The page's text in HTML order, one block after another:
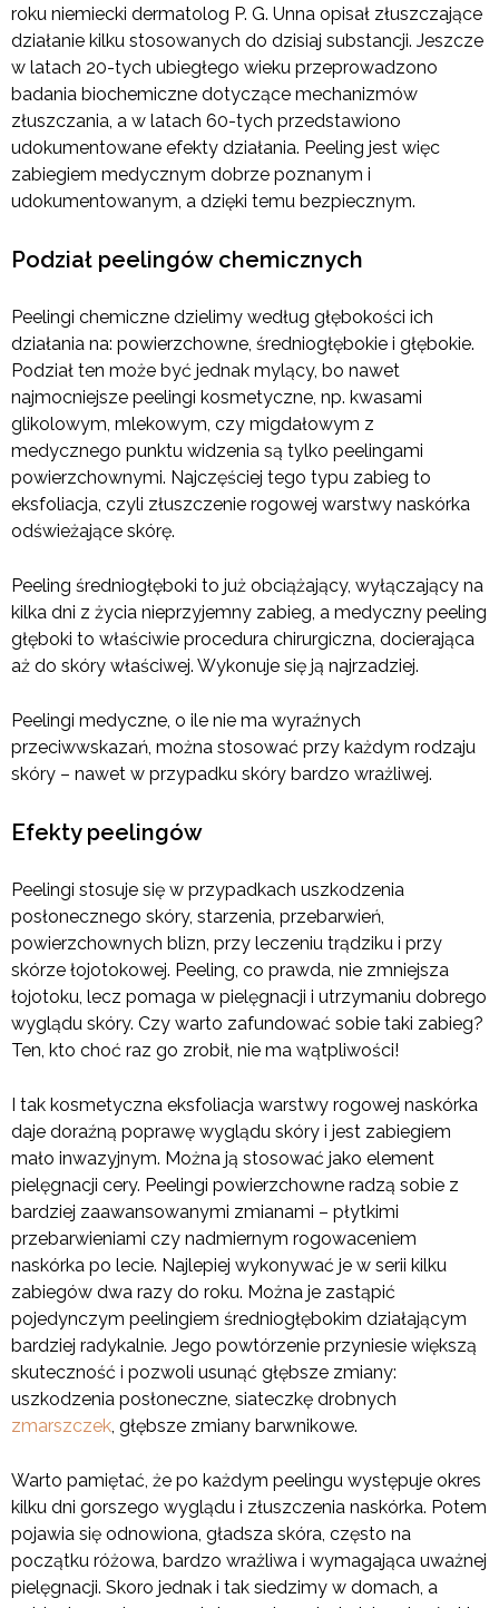
roku niemiecki dermatolog P. G. Unna opisał złuszczające
działanie kilku stosowanych do dzisiaj substancji. Jeszcze
w latach 20-tych ubiegłego wieku przeprowadzono
badania biochemiczne dotyczące mechanizmów
złuszczania, a w latach 60-tych przedstawiono
udokumentowane efekty działania. Peeling jest więc
zabiegiem medycznym dobrze poznanym i
udokumentowanym, a dzięki temu bezpiecznym.
Podział peelingów chemicznych
Peelingi chemiczne dzielimy według głębokości ich
działania na: powierzchowne, średniogłębokie i głębokie.
Podział ten może być jednak mylący, bo nawet
najmocniejsze peelingi kosmetyczne, np. kwasami
glikolowym, mlekowym, czy migdałowym z
medycznego punktu widzenia są tylko peelingami
powierzchownymi. Najczęściej tego typu zabieg to
eksfoliacja, czyli złuszczenie rogowej warstwy naskórka
odświeżające skórę.
Peeling średniogłęboki to już obciążający, wyłączający na
kilka dni z życia nieprzyjemny zabieg, a medyczny peeling
głęboki to właściwie procedura chirurgiczna, docierająca
aż do skóry właściwej. Wykonuje się ją najrzadziej.
Peelingi medyczne, o ile nie ma wyraźnych
przeciwwskazań, można stosować przy każdym rodzaju
skóry – nawet w przypadku skóry bardzo wrażliwej.
Efekty peelingów
Peelingi stosuje się w przypadkach uszkodzenia
posłonecznego skóry, starzenia, przebarwień,
powierzchownych blizn, przy leczeniu trądziku i przy
skórze łojotokowej. Peeling, co prawda, nie zmniejsza
łojotoku, lecz pomaga w pielęgnacji i utrzymaniu dobrego
wyglądu skóry. Czy warto zafundować sobie taki zabieg?
Ten, kto choć raz go zrobił, nie ma wątpliwości!
I tak kosmetyczna eksfoliacja warstwy rogowej naskórka
daje doraźną poprawę wyglądu skóry i jest zabiegiem
mało inwazyjnym. Można ją stosować jako element
pielęgnacji cery. Peelingi powierzchowne radzą sobie z
bardziej zaawansowanymi zmianami – płytkimi
przebarwieniami czy nadmiernym rogowaceniem
naskórka po lecie. Najlepiej wykonywać je w serii kilku
zabiegów dwa razy do roku. Można je zastąpić
pojedynczym peelingiem średniogłębokim działającym
bardziej radykalnie. Jego powtórzenie przyniesie większą
skuteczność i pozwoli usunąć głębsze zmiany:
uszkodzenia posłoneczne, siateczkę drobnych
zmarszczek, głębsze zmiany barwnikowe.
Warto pamiętać, że po każdym peelingu występuje okres
kilku dni gorszego wyglądu i złuszczenia naskórka. Potem
pojawia się odnowiona, gładsza skóra, często na
początku różowa, bardzo wrażliwa i wymagająca uważnej
pielęgnacji. Skoro jednak i tak siedzimy w domach, a